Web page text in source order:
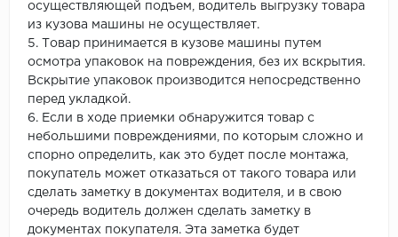
осуществляющей подъем, водитель выгрузку товара
из кузова машины не осуществляет.
5. Товар принимается в кузове машины путем
осмотра упаковок на повреждения, без их вскрытия.
Вскрытие упаковок производится непосредственно
перед укладкой.
6. Если в ходе приемки обнаружится товар с
небольшими повреждениями, по которым сложно и
спорно определить, как это будет после монтажа,
покупатель может отказаться от такого товара или
сделать заметку в документах водителя, и в свою
очередь водитель должен сделать заметку в
документах покупателя. Эта заметка будет